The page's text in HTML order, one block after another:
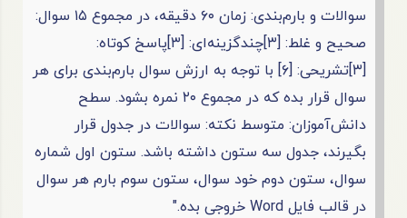
سوالات و بارم‌بندی: زمان ۶۰ دقیقه، در مجموع ۱۵ سوال:
صحیح و غلط: [۳]چندگزینه‌ای: [۳]پاسخ کوتاه:
[۳]تشریحی: [۶]
با توجه به ارزش سوال بارم‌بندی برای هر
سوال قرار بده که در مجموع ۲۰ نمره بشود.
سطح
دانش‌آموزان: متوسط نکته: سوالات در جدول قرار
بگیرند، جدول سه ستون داشته باشد. ستون اول شماره
سوال، ستون دوم خود سوال، ستون سوم بارم هر سوال
در قالب فایل Word خروجی بده."